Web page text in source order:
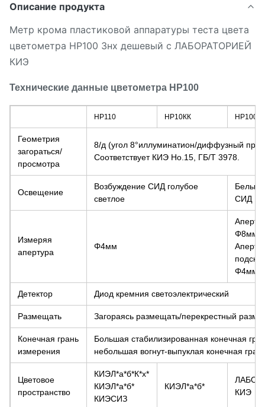
Описание продукта
Метр крома пластиковой аппаратуры теста цвета
цветометра НР100 3нх дешевый с ЛАБОРАТОРИЕЙ
КИЭ
Технические данные цветометра НР100
НР110 НР10КК НР100
Геометрия
загораться/
просмотра
8/д (угол 8°иллуминатион/диффузный
Соответствует КИЭ Но.15, ГБ/Т 3978.
Освещение
Возбуждение СИД голубое
светлое
Белый
СИД
Измеряя
апертура
Φ4мм
Φ8мм
Φ4мм
Детектор Диод кремния светоэлектрический
Размещать Загораясь размещать/перекрестный
Конечная грань
измерения
Большая стабилизированная конечная
небольшая вогнут-выпуклая конечная
Цветовое
пространство
КИЭЛ*а*б*К*х*
КИЭЛ*а*б*
КИЭСИЗ
КИЭЛ*а*б*
КИЭ